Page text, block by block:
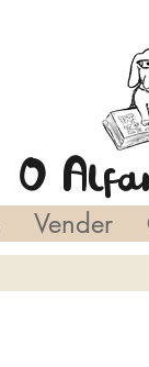
O
Vender